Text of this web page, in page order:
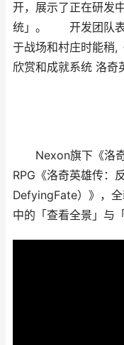
开，展示了正在研发
统」。 开发团队表
于战场和村庄时能稍,
欣赏和成就系统 洛奇
Nexon旗下《洛奇
RPG《洛奇英雄传：
DefyingFate）》，
中的「查看全景」与